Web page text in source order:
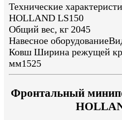
Технические
HOLLAND LS150
Общий вес, кг 2045
Навесное
Ковш Ширина режущей
мм1525
Фронтальный